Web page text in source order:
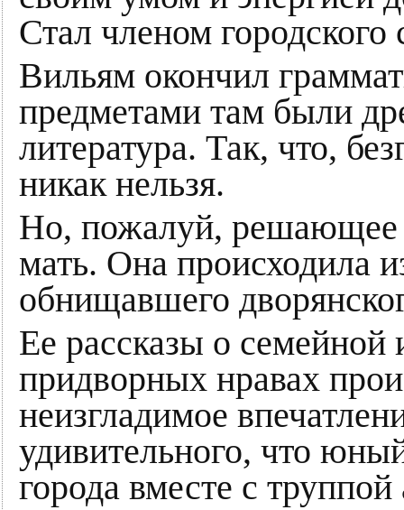
Стал членом городского
Вильям окончил
предметами там были
литература. Так, что,
никак нельзя.
Но, пожалуй, решающее
мать. Она происходила
обнищавшего
Ее рассказы о семейной
придворных нравах
неизгладимое
удивительного, что
города вместе с